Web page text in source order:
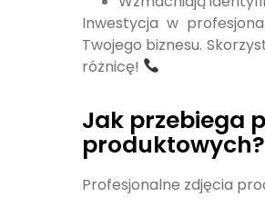
Inwestycja w
Twojego biznesu.
różnicę!
Jak przebiega
produktowych?
Profesjonalne zdjęcia